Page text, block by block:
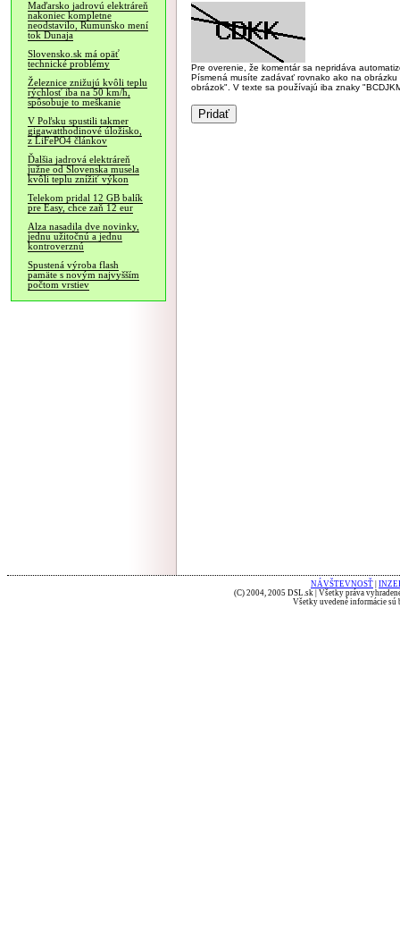
Maďarsko jadrovú elektráreň
nakoniec kompletne
neodstavilo, Rumunsko mení
tok Dunaja
Slovensko.sk má opäť
technické problémy
Železnice znižujú kvôli teplu
rýchlosť iba na 50 km/h,
spôsobuje to meškanie
V Poľsku spustili takmer
gigawatthodinové úložisko,
z LiFePO4 článkov
Ďalšia jadrová elektráreň
južne od Slovenska musela
kvôli teplu znížiť výkon
Telekom pridal 12 GB balík
pre Easy, chce zaň 12 eur
Alza nasadila dve novinky,
jednu užitočnú a jednu
kontroverznú
Spustená výroba flash
pamäte s novým najvyšším
počtom vrstiev
Pre overenie, že komentár sa nepridáva
Písmená musíte zadávať rovnako ako na
obrázok". V texte sa používajú iba znaky
NÁVŠTEVNOSŤ
(C) 2004, 2005 DSL.sk | Všetky práva
Všetky uvedené informácie sú